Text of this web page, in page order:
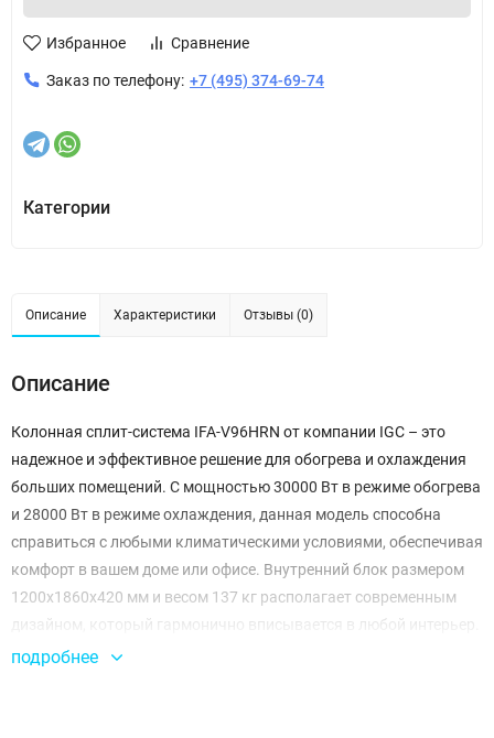
Избранное Сравнение
Заказ по телефону: +7 (495) 374-69-74
Категории
Описание Характеристики Отзывы (0)
Описание
Колонная сплит-система IFA-V96HRN от компании IGC – это
надежное и эффективное решение для обогрева и охлаждения
больших помещений. С мощностью 30000 Вт в режиме обогрева
и 28000 Вт в режиме охлаждения, данная модель способна
справиться с любыми климатическими условиями, обеспечивая
комфорт в вашем доме или офисе. Внутренний блок размером
1200х1860х420 мм и весом 137 кг располагает современным
дизайном, который гармонично вписывается в любой интерьер.
подробнее